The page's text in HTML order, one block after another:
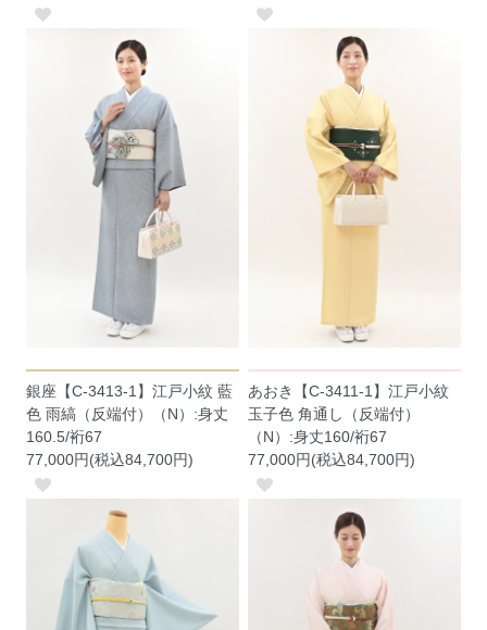
銀座【C-3413-1】江戸小紋 藍
色 雨縞（反端付）（N）:身丈
160.5/裄67
77,000円(税込84,700円)
あおき【C-3411-1】江戸小紋
玉子色 角通し（反端付）
（N）:身丈160/裄67
77,000円(税込84,700円)